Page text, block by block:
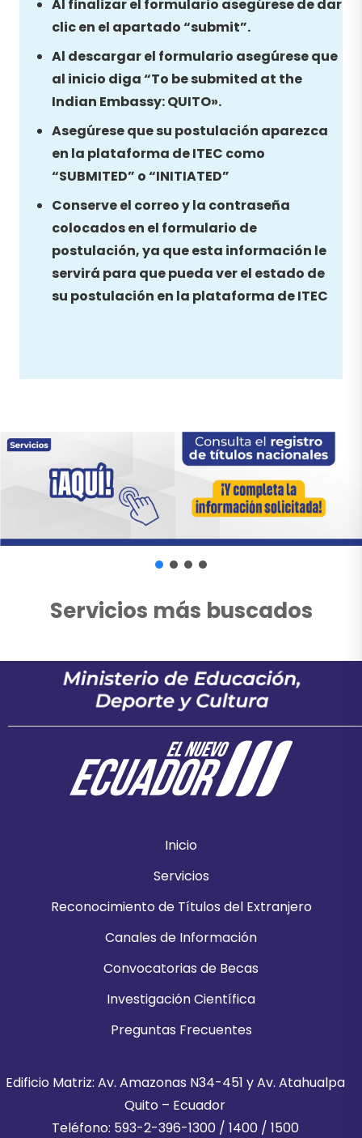
Al finalizar el formulario asegúrese de dar
clic en el apartado “submit”.
Al descargar el formulario asegúrese que
al inicio diga “To be submited at the
Indian Embassy: QUITO».
Asegúrese que su postulación aparezca
en la plataforma de ITEC como
“SUBMITED” o “INITIATED”
Conserve el correo y la contraseña
colocados en el formulario de
postulación, ya que esta información le
servirá para que pueda ver el estado de
su postulación en la plataforma de ITEC
Servicios más buscados
Inicio
Servicios
Reconocimiento de Títulos del Extranjero
Canales de Información
Convocatorias de Becas
Investigación Científica
Preguntas Frecuentes
Edificio Matriz: Av. Amazonas N34-451 y Av. Atahualpa
Quito – Ecuador
Teléfono: 593-2-396-1300 / 1400 / 1500